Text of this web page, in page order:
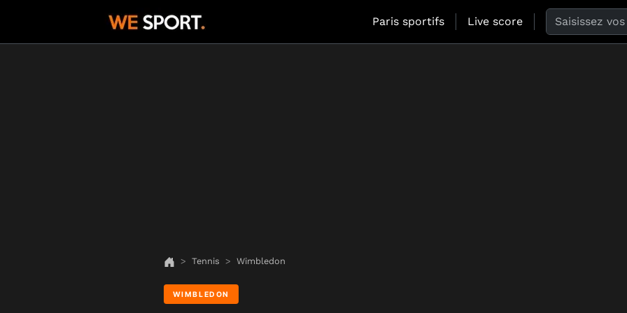
Paris sportifs Live score Search the
Tennis Wimbledon
WIMBLEDON